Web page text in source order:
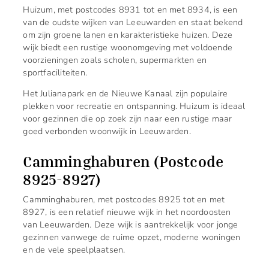
Huizum, met postcodes 8931 tot en met 8934, is een
van de oudste wijken van Leeuwarden en staat bekend
om zijn groene lanen en karakteristieke huizen. Deze
wijk biedt een rustige woonomgeving met voldoende
voorzieningen zoals scholen, supermarkten en
sportfaciliteiten.
Het Julianapark en de Nieuwe Kanaal zijn populaire
plekken voor recreatie en ontspanning. Huizum is ideaal
voor gezinnen die op zoek zijn naar een rustige maar
goed verbonden woonwijk in Leeuwarden.
Camminghaburen (Postcode
8925-8927)
Camminghaburen, met postcodes 8925 tot en met
8927, is een relatief nieuwe wijk in het noordoosten
van Leeuwarden. Deze wijk is aantrekkelijk voor jonge
gezinnen vanwege de ruime opzet, moderne woningen
en de vele speelplaatsen.